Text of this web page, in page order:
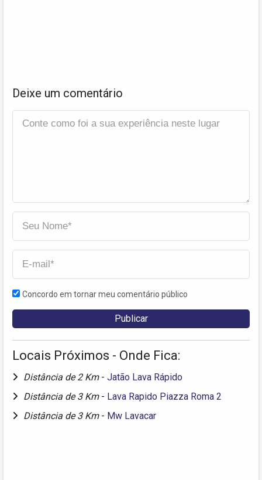
Deixe um comentário
Concordo em tornar meu comentário público
Locais Próximos - Onde Fica:
Distância de 2 Km - Jatão Lava Rápido
Distância de 3 Km - Lava Rapido Piazza Roma 2
Distância de 3 Km - Mw Lavacar